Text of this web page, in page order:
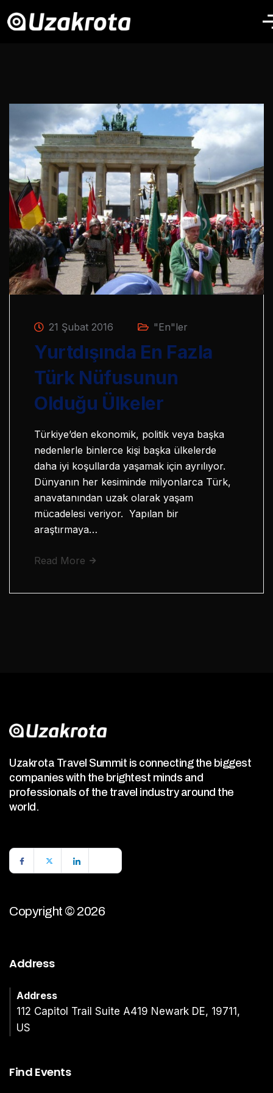
21 Şubat 2016 "En"ler
Yurtdışında En Fazla
Türk Nüfusunun
Olduğu Ülkeler
Türkiye’den ekonomik, politik veya başka
nedenlerle binlerce kişi başka ülkelerde
daha iyi koşullarda yaşamak için ayrılıyor.
Dünyanın her kesiminde milyonlarca Türk,
anavatanından uzak olarak yaşam
mücadelesi veriyor. Yapılan bir
araştırmaya…
Read More
Uzakrota Travel Summit is connecting the biggest
companies with the brightest minds and
professionals of the travel industry around the
world.
Copyright © 2026
Address
Address
112 Capitol Trail Suite A419 Newark DE, 19711,
US
Find Events